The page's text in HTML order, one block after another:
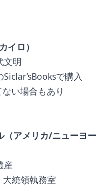
イロ）
文明
で購入
い場合もあり
アメリカ/ニューヨー
産
大統領執務室